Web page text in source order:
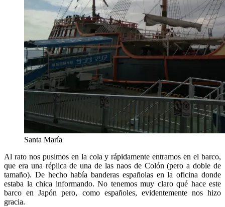
Santa María
Al rato nos pusimos en la cola y rápidamente entramos en el barco,
que era una réplica de una de las naos de Colón (pero a doble de
tamaño). De hecho había banderas españolas en la oficina donde
estaba la chica informando. No tenemos muy claro qué hace este
barco en Japón pero, como españoles, evidentemente nos hizo
gracia.